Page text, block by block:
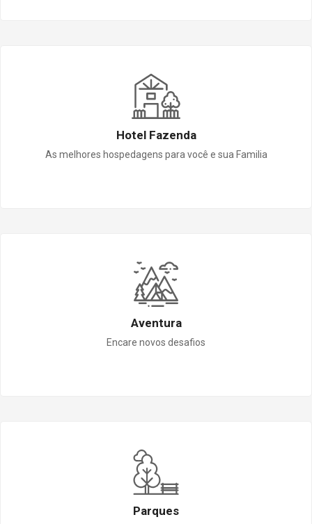
Hotel Fazenda
As melhores hospedagens para você e sua Familia
Aventura
Encare novos desafios
Parques